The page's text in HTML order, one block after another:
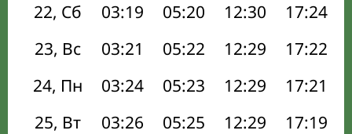
22, Сб
03:19 05:20 12:30 17:24
23, Вс
03:21 05:22 12:29 17:22
24, Пн
03:24 05:23 12:29 17:21
25, Вт
03:26 05:25 12:29 17:19